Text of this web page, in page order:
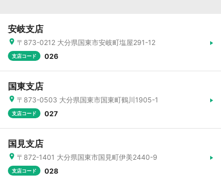
安岐支店
〒873-0212 大分県国東市安岐町塩屋291-12
支店コード 026
国東支店
〒873-0503 大分県国東市国東町鶴川1905-1
支店コード 027
国見支店
〒872-1401 大分県国東市国見町伊美2440-9
支店コード 028